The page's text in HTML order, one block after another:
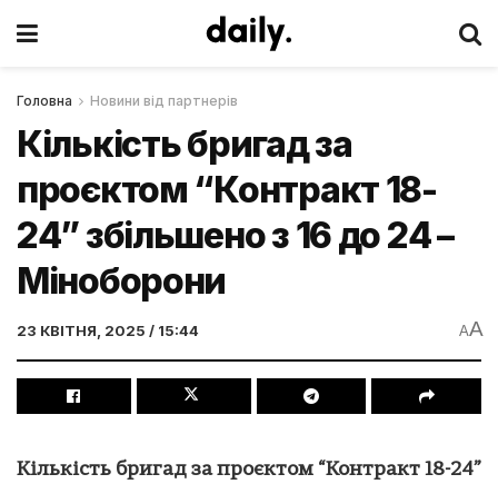
Головна Новини від партнерів
Кількість бригад за
проєктом “Контракт 18-
24” збільшено з 16 до 24 –
Міноборони
23 КВІТНЯ, 2025 / 15:44 AA
Кількість бригад за проєктом “Контракт 18-24”